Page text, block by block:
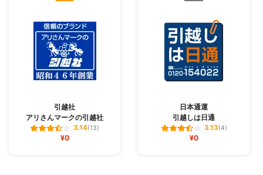
引越社
アリさんマークの引越社
3.14(13)
¥0
日本通運
引越しは日通
3.13(4)
¥0